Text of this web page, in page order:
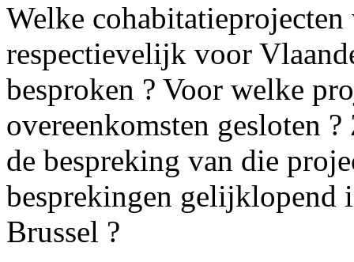
Welke
respectievelijk voor
besproken ? Voor welke
overeenkomsten gesloten
de bespreking van die
besprekingen gelijklopend
Brussel ?